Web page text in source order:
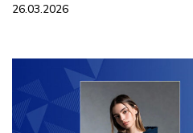
26.03.2026